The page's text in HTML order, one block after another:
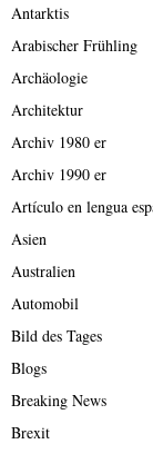
Antarktis
Arabischer Frühling
Archäologie
Architektur
Archiv 1980 er
Archiv 1990 er
Artículo en lengua
Asien
Australien
Automobil
Bild des Tages
Blogs
Breaking News
Brexit